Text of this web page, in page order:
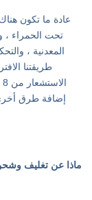
عادة ما تكون
تحت الحمراء ،
المعدنية ،
طريقتنا
إضافة طرق
ماذا عن تغليف